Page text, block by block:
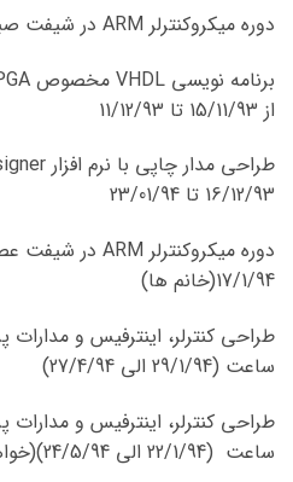
دوره میکروکنترلر ARM در شیفت صبح از 17/8/93 تا 12/11/93
از 15/11/93 تا 11/12/93
16/12/93 تا 23/01/94
17/1/94(خانم ها)
ساعت (29/1/94 الی 27/4/94)
ساعت (22/1/94 الی 24/5/94)(خواهران)